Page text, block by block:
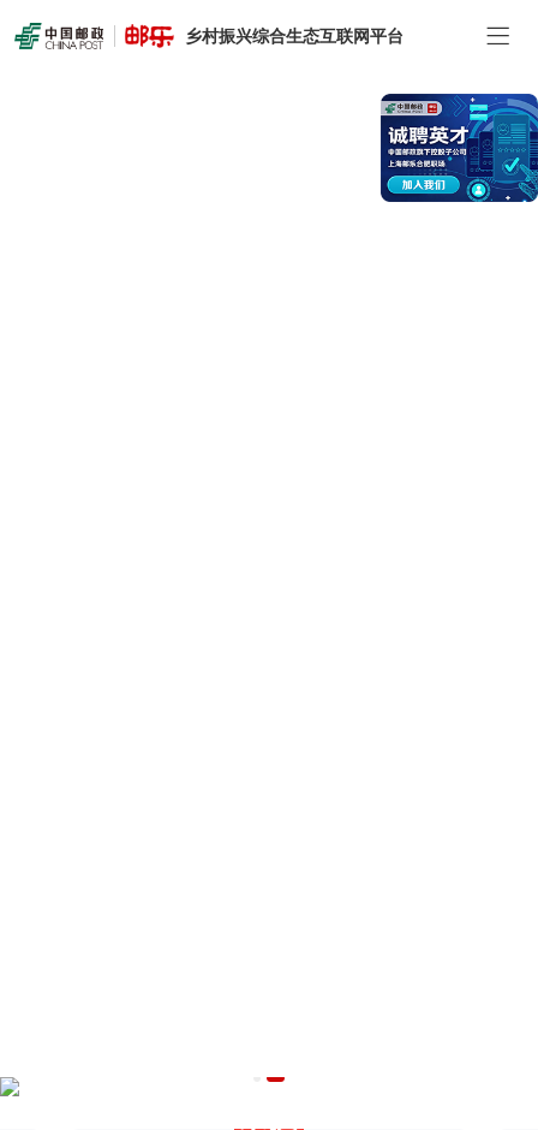
乡村振兴综合生态互联网平台